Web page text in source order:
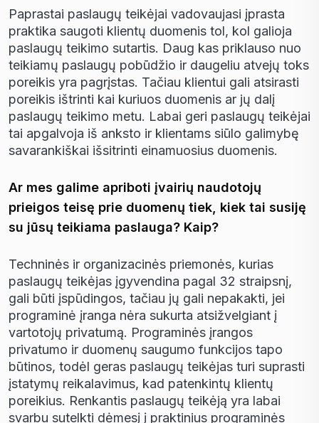
Paprastai paslaugų teikėjai vadovaujasi įprasta
praktika saugoti klientų duomenis tol, kol galioja
paslaugų teikimo sutartis. Daug kas priklauso nuo
teikiamų paslaugų pobūdžio ir daugeliu atvejų toks
poreikis yra pagrįstas. Tačiau klientui gali atsirasti
poreikis ištrinti kai kuriuos duomenis ar jų dalį
paslaugų teikimo metu. Labai geri paslaugų teikėjai
tai apgalvoja iš anksto ir klientams siūlo galimybę
savarankiškai išsitrinti einamuosius duomenis.
Ar mes galime apriboti įvairių naudotojų
prieigos teisę prie duomenų tiek, kiek tai susiję
su jūsų teikiama paslauga? Kaip?
Techninės ir organizacinės priemonės, kurias
paslaugų teikėjas įgyvendina pagal 32 straipsnį,
gali būti įspūdingos, tačiau jų gali nepakakti, jei
programinė įranga nėra sukurta atsižvelgiant į
vartotojų privatumą. Programinės įrangos
privatumo ir duomenų saugumo funkcijos tapo
būtinos, todėl geras paslaugų teikėjas turi suprasti
įstatymų reikalavimus, kad patenkintų klientų
poreikius. Renkantis paslaugų teikėją yra labai
svarbu sutelkti dėmesį į praktinius programinės